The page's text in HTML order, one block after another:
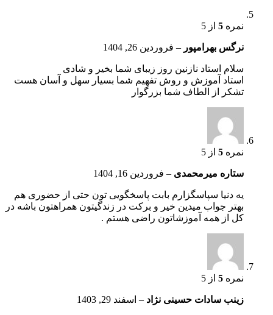
نمره 5 از 5
نرگس بهرامپور – فروردین 26, 1404
سلام استاد نازنین روز زیبای شما بخیر و شادی
استاد آموزش و روش تفهیم شما بسیار سهل و آسان هست
تشکر از الطاف شما بزرگوار
نمره 5 از 5
ستاره میرمحمدی – فروردین 16, 1404
یه دنیا سپاسگزارم بابت پاسخگویی تون حتی از حضوری هم
بهتر جواب میدین خیر و برکت در زندگیتون همراهتون باشه در
کل از همه آموزشاتون راضی هستم .
نمره 5 از 5
زینب سادات حسینی نژاد – اسفند 29, 1403